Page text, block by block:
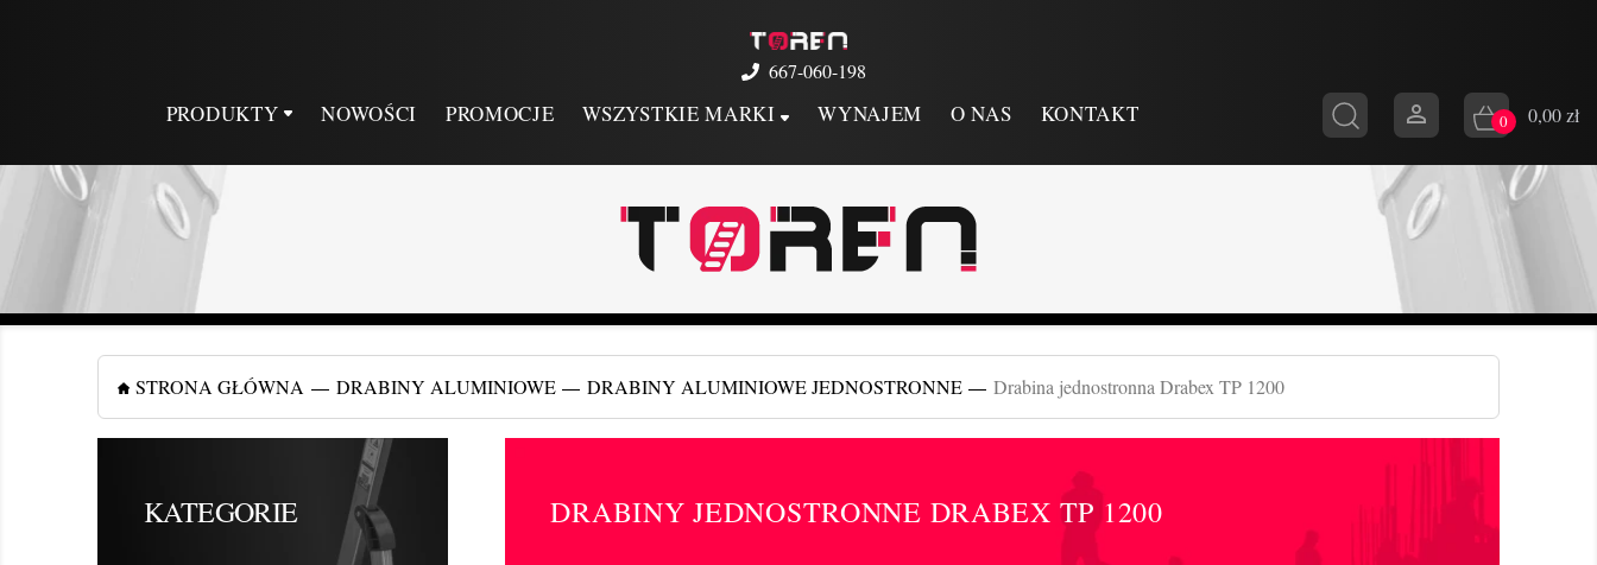
667-060-198
PRODUKTY NOWOŚCI PROMOCJE WSZYSTKIE MARKI WYNAJEM O NAS KONTAKT  0 0,00 zł
STRONA GŁÓWNA DRABINY ALUMINIOWE DRABINY ALUMINIOWE JEDNOSTRONNE Drabina jednostronna Drabex TP 1200
KATEGORIE DRABINY JEDNOSTRONNE DRABEX TP 1200